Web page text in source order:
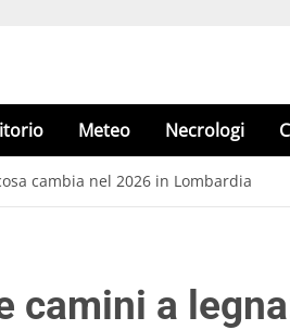
Meteo Necrologi
cambia nel 2026 in Lombardia
camini a